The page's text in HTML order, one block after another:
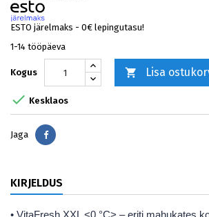
ESTO järelmaks - 0€ lepingutasu!
1-14 tööpäeva
Kogus  Lisa
 Kesklaos
Jaga Jaga
KIRJELDUS
• VitaFresh XXL <0 °C> – eriti mahukates